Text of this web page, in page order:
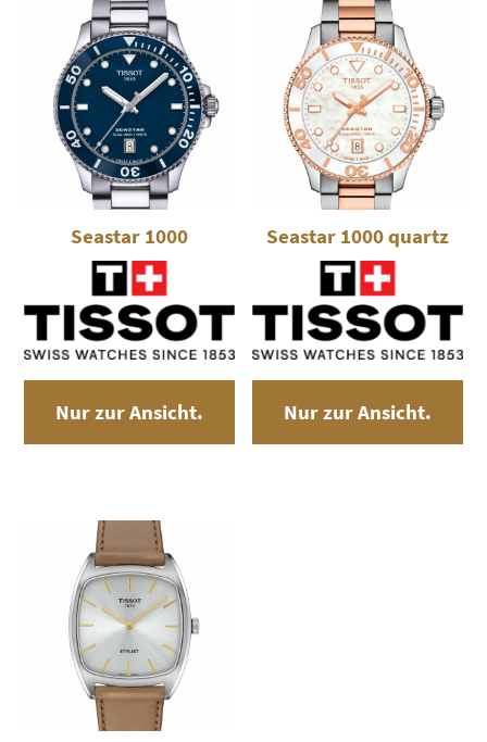
Seastar 1000
Nur zur Ansicht.
Seastar 1000 quartz
Nur zur Ansicht.